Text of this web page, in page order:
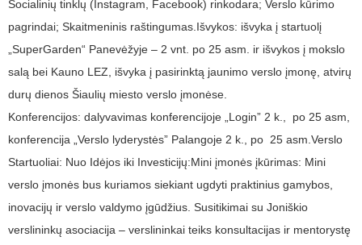
Socialinių tinklų (Instagram, Facebook) rinkodara; Verslo kūrimo
pagrindai; Skaitmeninis raštingumas.Išvykos: išvyka į startuolį
„SuperGarden“ Panevėžyje – 2 vnt. po 25 asm. ir išvykos į mokslo
salą bei Kauno LEZ, išvyka į pasirinktą jaunimo verslo įmonę, atvirų
durų dienos Šiaulių miesto verslo įmonėse.
Konferencijos: dalyvavimas konferencijoje „Login” 2 k., po 25 asm,
konferencija „Verslo lyderystės” Palangoje 2 k., po 25 asm.Verslo
Startuoliai: Nuo Idėjos iki Investicijų:Mini įmonės įkūrimas: Mini
verslo įmonės bus kuriamos siekiant ugdyti praktinius gamybos,
inovacijų ir verslo valdymo įgūdžius. Susitikimai su Joniškio
verslininkų asociacija – verslininkai teiks konsultacijas ir mentorystę